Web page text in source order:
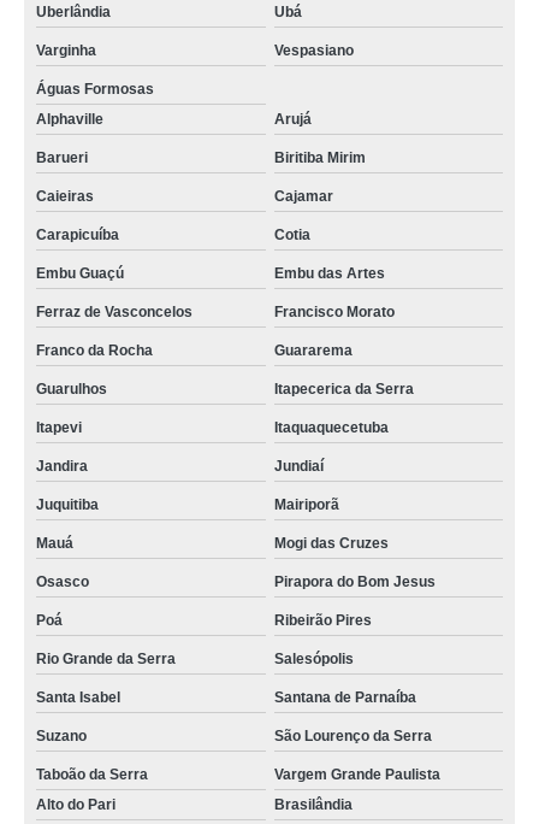
Uberlândia Ubá
Varginha Vespasiano
Águas Formosas
Alphaville
Arujá
Barueri Biritiba Mirim
Caieiras Cajamar
Carapicuíba Cotia
Embu Guaçú Embu das Artes
Ferraz de Vasconcelos Francisco Morato
Franco da Rocha Guararema
Guarulhos Itapecerica da Serra
Itapevi Itaquaquecetuba
Jandira Jundiaí
Juquitiba Mairiporã
Mauá Mogi das Cruzes
Osasco Pirapora do Bom Jesus
Poá Ribeirão Pires
Rio Grande da Serra Salesópolis
Santa Isabel Santana de Parnaíba
Suzano São Lourenço da Serra
Taboão da Serra
Vargem Grande Paulista
Alto do Pari
Brasilândia